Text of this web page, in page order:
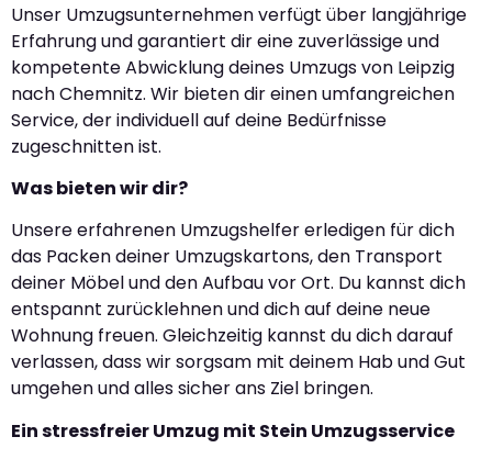
Unser Umzugsunternehmen verfügt über langjährige
Erfahrung und garantiert dir eine zuverlässige und
kompetente Abwicklung deines Umzugs von Leipzig
nach Chemnitz. Wir bieten dir einen umfangreichen
Service, der individuell auf deine Bedürfnisse
zugeschnitten ist.
Was bieten wir dir?
Unsere erfahrenen Umzugshelfer erledigen für dich
das Packen deiner Umzugskartons, den Transport
deiner Möbel und den Aufbau vor Ort. Du kannst dich
entspannt zurücklehnen und dich auf deine neue
Wohnung freuen. Gleichzeitig kannst du dich darauf
verlassen, dass wir sorgsam mit deinem Hab und Gut
umgehen und alles sicher ans Ziel bringen.
Ein stressfreier Umzug mit Stein Umzugsservice